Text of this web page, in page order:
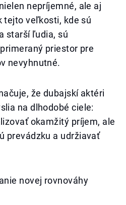
nepríjemné, ale aj
tejto veľkosti, kde sú
starší ľudia, sú
priestor pre
nevyhnutné.
že dubajskí aktéri
na dlhodobé ciele:
okamžitý príjem, ale
prevádzku a udržiavať
novej rovnováhy